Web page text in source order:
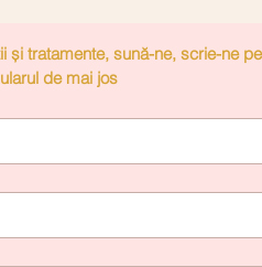
și tratamente, sună-ne, scrie-ne pe
de mai jos